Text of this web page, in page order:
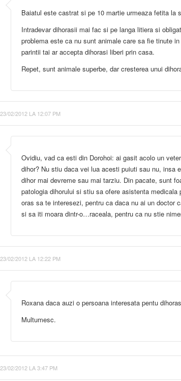
Baiatul este castrat si pe 10 martie urmeaza fetita la
Intradevar dihorasii mai fac si pe langa litiera si
problema este ca nu sunt animale care sa fie tinute
parintii tai ar accepta dihorasi liberi prin casa.
Repet, sunt animale superbe, dar cresterea unui
23/02/2012 LA 12:07 PM
Ovidiu, vad ca esti din Dorohoi: ai gasit acolo un
dihor? Nu stiu daca vei lua acesti puiuti sau nu, insa
dihor mai devreme sau mai tarziu. Din pacate, sunt
patologia dihorului si stiu sa ofere asistenta
oras sa te interesezi, pentru ca daca nu ai un doctor
si sa iti moara dintr-o…raceala, pentru ca nu stie
23/02/2012 LA 12:22 PM
Roxana daca auzi o persoana interesata pentu
Multumesc.
23/02/2012 LA 3:47 PM